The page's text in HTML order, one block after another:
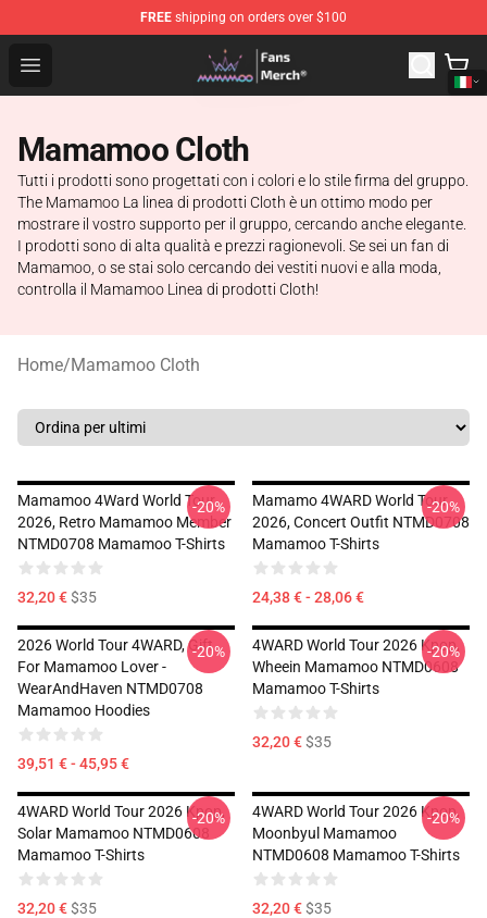
FREE shipping on orders over $100
Open menu
Mamamoo Store - Official Mamamoo Merchandise Shop
Mamamoo Cloth
Tutti i prodotti sono progettati con i colori e lo stile firma del gruppo.
The Mamamoo La linea di prodotti Cloth è un ottimo modo per
mostrare il vostro supporto per il gruppo, cercando anche elegante.
I prodotti sono di alta qualità e prezzi ragionevoli. Se sei un fan di
Mamamoo, o se stai solo cercando dei vestiti nuovi e alla moda,
controlla il Mamamoo Linea di prodotti Cloth!
Home/Mamamoo Cloth
Mamamoo 4Ward World Tour
2026, Retro Mamamoo Member
NTMD0708 Mamamoo T-Shirts
32,20 €$35
-20%
Mamamo 4WARD World Tour
2026, Concert Outfit NTMD0708
Mamamoo T-Shirts
24,38 € - 28,06 €
-20%
2026 World Tour 4WARD, Gift
For Mamamoo Lover -
WearAndHaven NTMD0708
Mamamoo Hoodies
39,51 € - 45,95 €
-20%
4WARD World Tour 2026 Kpop,
Wheein Mamamoo NTMD0608
Mamamoo T-Shirts
32,20 €$35
-20%
4WARD World Tour 2026 Kpop,
Solar Mamamoo NTMD0608
Mamamoo T-Shirts
32,20 €$35
-20%
4WARD World Tour 2026 Kpop,
Moonbyul Mamamoo
NTMD0608 Mamamoo T-Shirts
32,20 €$35
-20%